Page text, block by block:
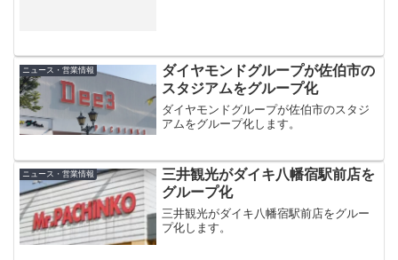
ニュース・営業情報
ダイヤモンドグループが佐伯市の
スタジアムをグループ化
ダイヤモンドグループが佐伯市のスタジ
アムをグループ化します。
ニュース・営業情報
三井観光がダイキ八幡宿駅前店を
グループ化
三井観光がダイキ八幡宿駅前店をグルー
プ化します。